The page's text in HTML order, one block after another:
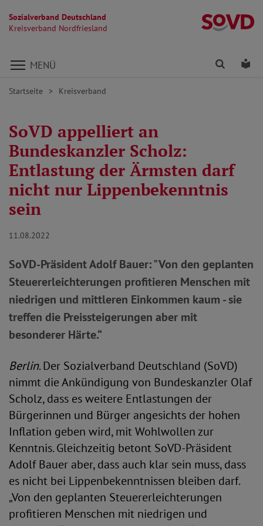
Sozialverband Deutschland
Kreisverband Nordfriesland
Direkt zu den Inhalten springen
MENÜ Finden
Startseite Kreisverband
SoVD appelliert an
Bundeskanzler Scholz:
Entlastung der Ärmsten darf
nicht nur Lippenbekenntnis
sein
11.08.2022
SoVD-Präsident Adolf Bauer: "Von den geplanten
Steuererleichterungen profitieren Menschen mit
niedrigen und mittleren Einkommen kaum - sie
treffen die Preissteigerungen aber mit
besonderer Härte.“
Berlin. Der Sozialverband Deutschland (SoVD)
nimmt die Ankündigung von Bundeskanzler Olaf
Scholz, dass es weitere Entlastungen der
Bürgerinnen und Bürger angesichts der hohen
Inflation geben wird, mit Wohlwollen zur
Kenntnis. Gleichzeitig betont SoVD-Präsident
Adolf Bauer aber, dass auch klar sein muss, dass
es nicht bei Lippenbekenntnissen bleiben darf.
„Von den geplanten Steuererleichterungen
profitieren Menschen mit niedrigen und